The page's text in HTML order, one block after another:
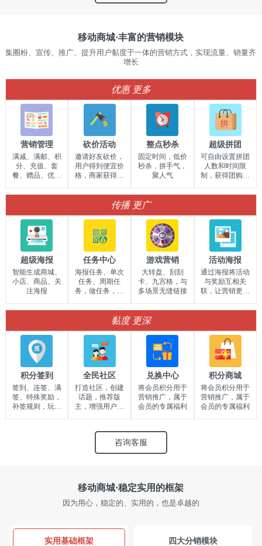
移动商城·丰富的营销模块
集圈粉、宣传、推广、提升用户黏度于一体的营销方式，实现流量、销量齐
增长
优惠更多
营销管理
满减、满邮、积
分、充值、套
餐、赠品、优惠
砍价活动
邀请好友砍价，
用户得到便宜价
格，商家获得大
整点秒杀
固定时间，低价
秒杀，拼手气，
聚人气
超级拼团
可自由设置拼团
人数和时间限
制，获得团购价
传播更广
超级海报
智能生成商城、
小店、商品、关
注海报
任务中心
海报任务、单次
任务、周期任
务，做任务，得
游戏营销
大转盘、刮刮
卡、九宫格，与
多场景无缝链接
活动海报
通过海报将活动
与奖励互相关
联，让营销更容
黏度更深
积分签到
签到、连签、满
签、特殊奖励，
补签规则，玩法
全民社区
打造社区，创建
话题，推荐版
主，增强用户黏
兑换中心
将会员积分用于
营销推广，属于
会员的专属福利
积分商城
将会员积分用于
营销推广，属于
会员的专属福利
咨询客服
移动商城·稳定实用的框架
因为用心，稳定的、实用的，也是卓越的
实用基础框架 四大分销模块